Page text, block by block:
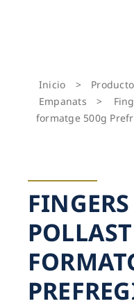
Inicio >
Empanats
>
formatge 500g